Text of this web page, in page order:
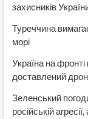
захисників
Туреччина
морі
Україна на
доставлений
Зеленський
російській